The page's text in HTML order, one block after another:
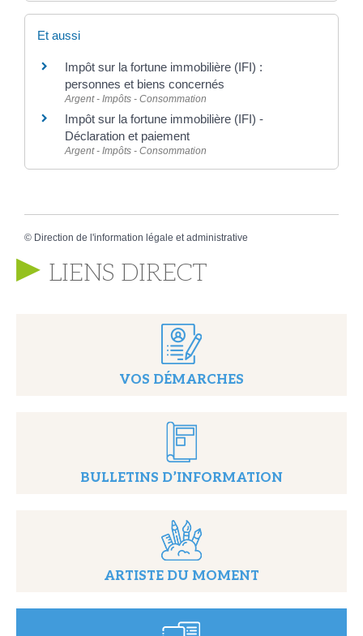
Et aussi
Impôt sur la fortune immobilière (IFI) :
personnes et biens concernés
Argent - Impôts - Consommation
Impôt sur la fortune immobilière (IFI) -
Déclaration et paiement
Argent - Impôts - Consommation
© Direction de l'information légale et administrative
LIENS DIRECT
VOS DÉMARCHES
BULLETINS D’INFORMATION
ARTISTE DU MOMENT